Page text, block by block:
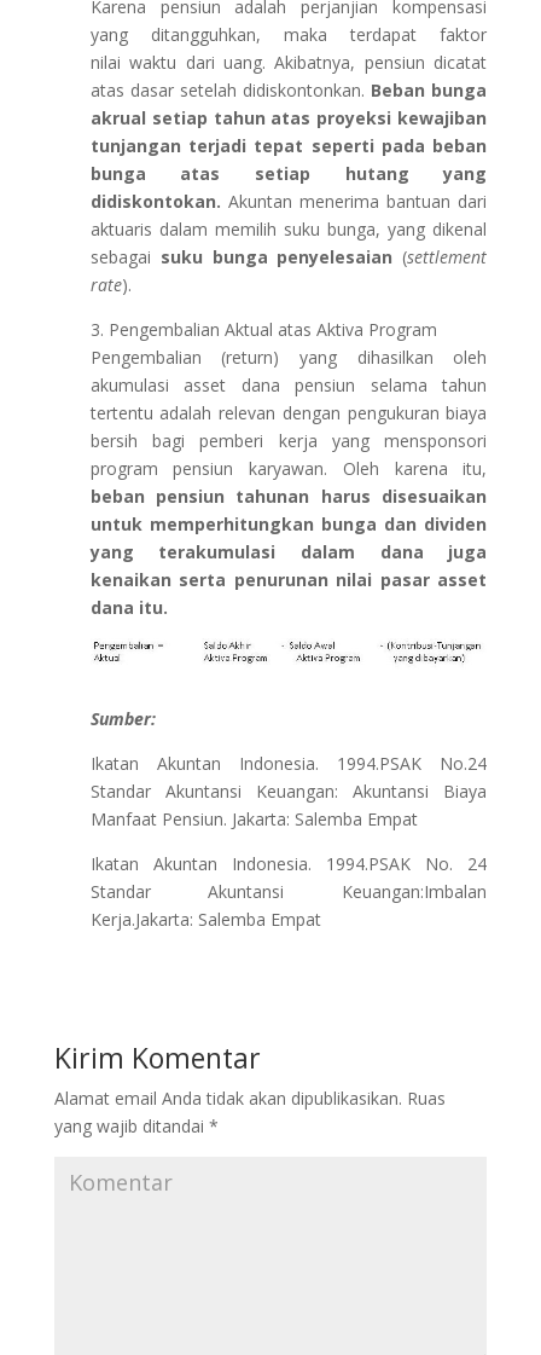
Karena pensiun adalah perjanjian kompensasi
yang ditangguhkan, maka terdapat faktor
nilai waktu dari uang. Akibatnya, pensiun dicatat
atas dasar setelah didiskontonkan. Beban bunga
akrual setiap tahun atas proyeksi kewajiban
tunjangan terjadi tepat seperti pada beban
bunga atas setiap hutang yang
didiskontokan. Akuntan menerima bantuan dari
aktuaris dalam memilih suku bunga, yang dikenal
sebagai suku bunga penyelesaian (settlement
rate).
3. Pengembalian Aktual atas Aktiva Program
Pengembalian (return) yang dihasilkan oleh
akumulasi asset dana pensiun selama tahun
tertentu adalah relevan dengan pengukuran biaya
bersih bagi pemberi kerja yang mensponsori
program pensiun karyawan. Oleh karena itu,
beban pensiun tahunan harus disesuaikan
untuk memperhitungkan bunga dan dividen
yang terakumulasi dalam dana juga
kenaikan serta penurunan nilai pasar asset
dana itu.
Sumber:
Ikatan Akuntan Indonesia. 1994.PSAK No.24
Standar Akuntansi Keuangan: Akuntansi Biaya
Manfaat Pensiun. Jakarta: Salemba Empat
Ikatan Akuntan Indonesia. 1994.PSAK No. 24
Standar Akuntansi Keuangan:Imbalan
Kerja.Jakarta: Salemba Empat
Kirim Komentar
Alamat email Anda tidak akan dipublikasikan. Ruas
yang wajib ditandai *